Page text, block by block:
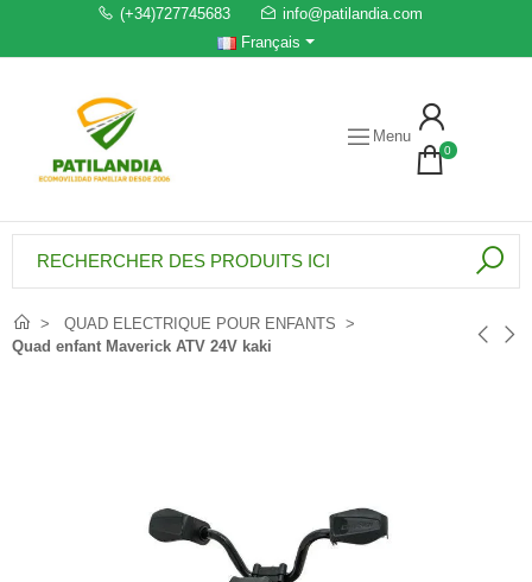
(+34)727745683
info@patilandia.com
Français
Menu
0
QUAD ELECTRIQUE POUR ENFANTS
Quad enfant Maverick ATV 24V kaki